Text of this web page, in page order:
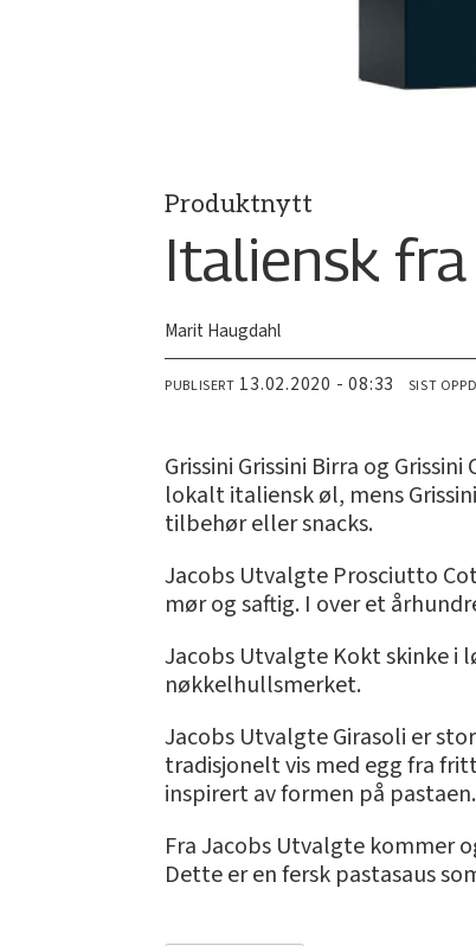
Produktnytt
Italiensk
Marit Haugdahl
PUBLISERT 13.02.2020 - 08:33 SIST
Grissini Grissini Birra og
lokalt italiensk øl, mens
tilbehør eller snacks.
Jacobs Utvalgte Prosciutto
mør og saftig. I over et
Jacobs Utvalgte Kokt skinke i
nøkkelhullsmerket.
Jacobs Utvalgte Girasoli er
tradisjonelt vis med egg fra
inspirert av formen på pastaen.
Fra Jacobs Utvalgte kommer
Dette er en fersk pastasaus